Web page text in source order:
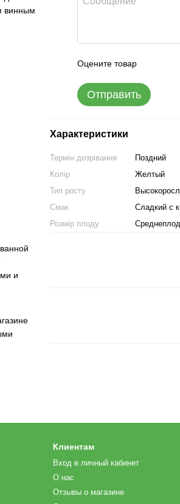
винным
и
Оцените товар
Отправить
Характеристики
Термін дозрівання
Поздний
Колір
Желтый
Тип росту
Смак
Сладкий с
Розмір плоду
Клиентам
Вход в личный кабинет
О нас
Отзывы о магазине